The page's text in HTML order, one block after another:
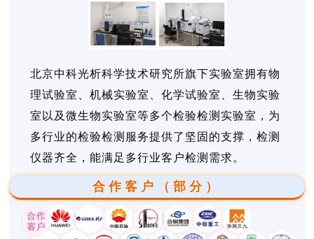
北京中科光析科学技术研究所旗下实验室拥有物
理试验室、机械实验室、化学试验室、生物实验
室以及微生物实验室等多个检验检测实验室，为
多行业的检验检测服务提供了坚固的支撑，检测
仪器齐全，能满足多行业客户检测需求。
合作客户（部分）